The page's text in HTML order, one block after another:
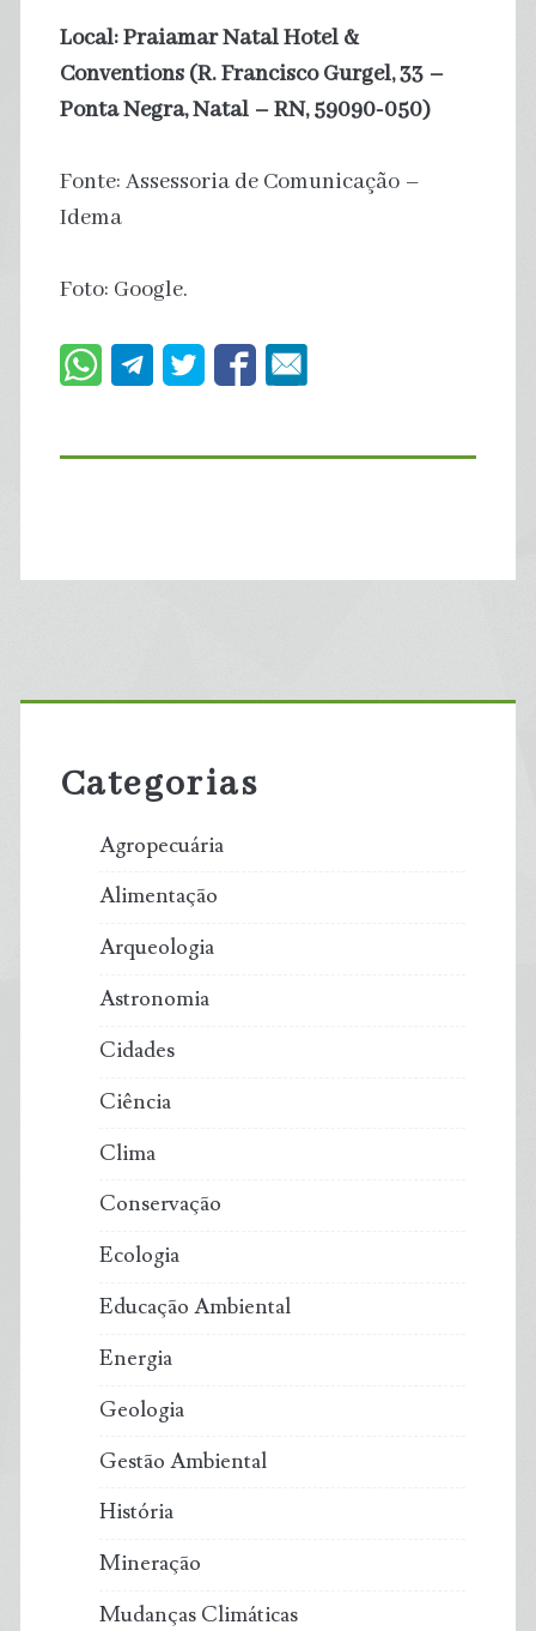
Local: Praiamar Natal Hotel &
Conventions (R. Francisco Gurgel, 33 –
Ponta Negra, Natal – RN, 59090-050)
Fonte: Assessoria de Comunicação –
Idema
Foto: Google.
Primary
Sidebar
Categorias
Agropecuária
Alimentação
Arqueologia
Astronomia
Cidades
Ciência
Clima
Conservação
Ecologia
Educação Ambiental
Energia
Geologia
Gestão Ambiental
História
Mineração
Mudanças Climáticas